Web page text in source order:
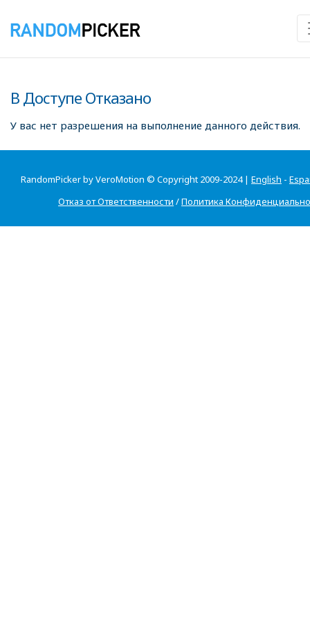
В Доступе Отказано
У вас нет разрешения на выполнение данного действия.
RandomPicker by VeroMotion © Copyright 2009-2024 | English -
Отказ от Ответственности /Политика